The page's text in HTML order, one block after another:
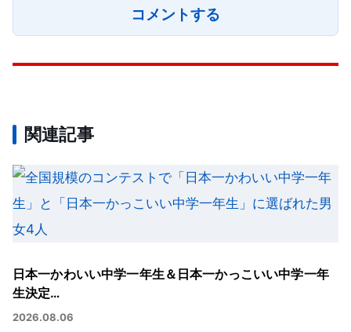
コメントする
関連記事
日本一かわいい中学一年生＆日本一かっこいい中学一年
生決定…
2026.08.06